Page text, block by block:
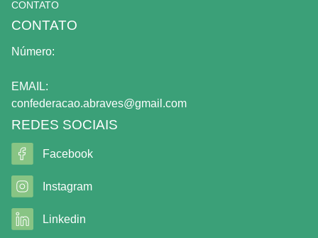
CONTATO
CONTATO
Número:
EMAIL:
confederacao.abraves@gmail.com
REDES SOCIAIS
Facebook
Instagram
Linkedin